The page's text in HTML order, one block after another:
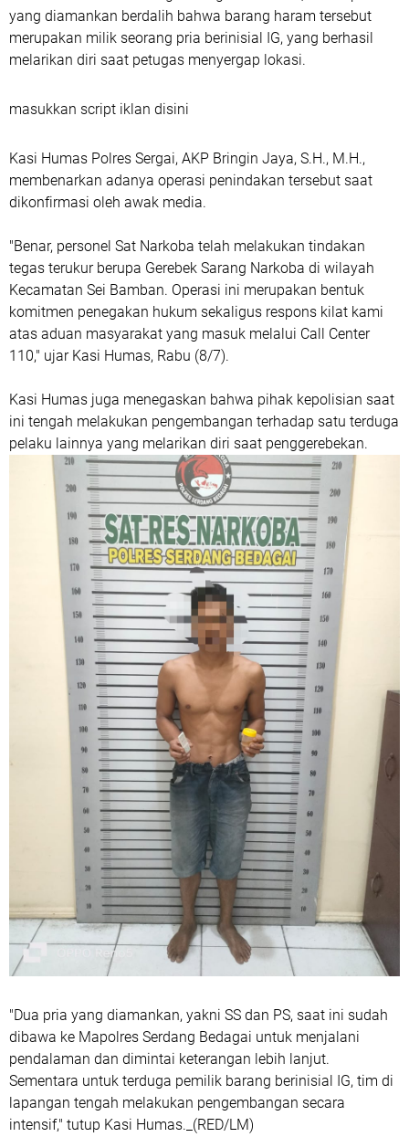
yang diamankan berdalih bahwa barang haram tersebut
merupakan milik seorang pria berinisial IG, yang berhasil
melarikan diri saat petugas menyergap lokasi.
masukkan script iklan disini
Kasi Humas Polres Sergai, AKP Bringin Jaya, S.H., M.H.,
membenarkan adanya operasi penindakan tersebut saat
dikonfirmasi oleh awak media.
"Benar, personel Sat Narkoba telah melakukan tindakan
tegas terukur berupa Gerebek Sarang Narkoba di wilayah
Kecamatan Sei Bamban. Operasi ini merupakan bentuk
komitmen penegakan hukum sekaligus respons kilat kami
atas aduan masyarakat yang masuk melalui Call Center
110," ujar Kasi Humas, Rabu (8/7).
Kasi Humas juga menegaskan bahwa pihak kepolisian saat
ini tengah melakukan pengembangan terhadap satu terduga
pelaku lainnya yang melarikan diri saat penggerebekan.
"Dua pria yang diamankan, yakni SS dan PS, saat ini sudah
dibawa ke Mapolres Serdang Bedagai untuk menjalani
pendalaman dan dimintai keterangan lebih lanjut.
Sementara untuk terduga pemilik barang berinisial IG, tim di
lapangan tengah melakukan pengembangan secara
intensif," tutup Kasi Humas._(RED/LM)